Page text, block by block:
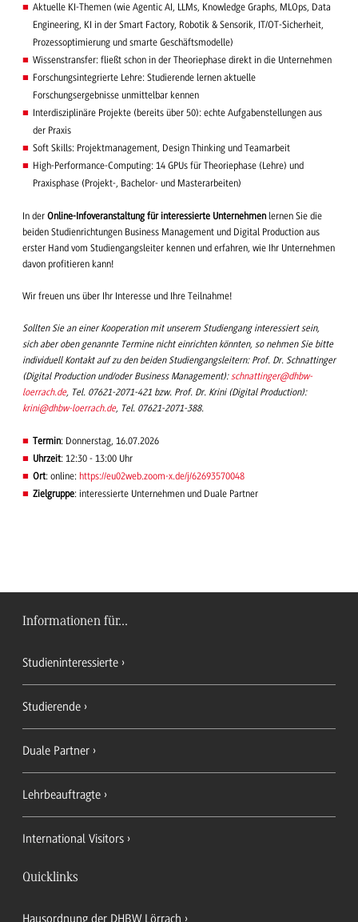
Aktuelle KI-Themen (wie Agentic AI, LLMs, Knowledge Graphs, MLOps, Data
Engineering, KI in der Smart Factory, Robotik & Sensorik, IT/OT-Sicherheit,
Prozessoptimierung und smarte Geschäftsmodelle)
Wissenstransfer: fließt schon in der Theoriephase direkt in die Unternehmen
Forschungsintegrierte Lehre: Studierende lernen aktuelle
Forschungsergebnisse unmittelbar kennen
Interdisziplinäre Projekte (bereits über 50): echte Aufgabenstellungen aus
der Praxis
Soft Skills: Projektmanagement, Design Thinking und Teamarbeit
High-Performance-Computing: 14 GPUs für Theoriephase (Lehre) und
Praxisphase (Projekt-, Bachelor- und Masterarbeiten)
In der Online-Infoveranstaltung für interessierte Unternehmen lernen Sie die
beiden Studienrichtungen Business Management und Digital Production aus
erster Hand vom Studiengangsleiter kennen und erfahren, wie Ihr Unternehmen
davon profitieren kann!
Wir freuen uns über Ihr Interesse und Ihre Teilnahme!
Sollten Sie an einer Kooperation mit unserem Studiengang interessiert sein,
sich aber oben genannte Termine nicht einrichten könnten, so nehmen Sie bitte
individuell Kontakt auf zu den beiden Studiengangsleitern: Prof. Dr. Schnattinger
(Digital Production und/oder Business Management):schnattinger@dhbw-
loerrach.de, Tel. 07621-2071-421 bzw. Prof. Dr. Krini (Digital Production):
krini@dhbw-loerrach.de, Tel. 07621-2071-388.
Termin: Donnerstag, 16.07.2026
Uhrzeit: 12:30 - 13:00 Uhr
Ort: online: https://eu02web.zoom-x.de/j/62693570048
Zielgruppe: interessierte Unternehmen und Duale Partner
Informationen für...
Studieninteressierte
Studierende
Duale Partner
Lehrbeauftragte
International Visitors
Quicklinks
Hausordnung der DHBW Lörrach